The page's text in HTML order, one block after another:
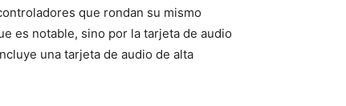
que rondan su mismo
es notable, sino por la tarjeta de audio
una tarjeta de audio de alta